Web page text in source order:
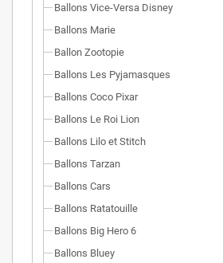
Ballons Vice-Versa Disney
Ballons Marie
Ballon Zootopie
Ballons Les Pyjamasques
Ballons Coco Pixar
Ballons Le Roi Lion
Ballons Lilo et Stitch
Ballons Tarzan
Ballons Cars
Ballons Ratatouille
Ballons Big Hero 6
Ballons Bluey